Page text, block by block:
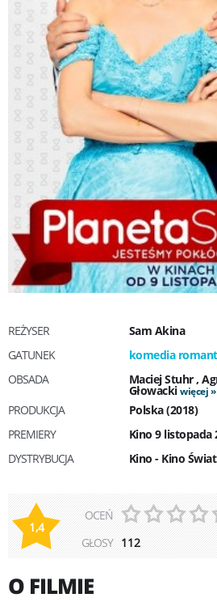
REŻYSER
Sam Akina
GATUNEK
komedia
OBSADA
Maciej Stuhr,
Głowacki więcej
PRODUKCJA
Polska (2018)
PREMIERY
Kino 9 listopada
DYSTRYBUCJA
Kino - Kino Świat
1,4
OCEŃ
GŁOSY 112
O FILMIE